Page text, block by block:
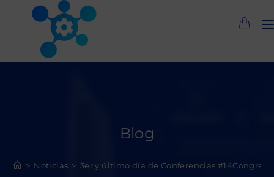
Blog
> Noticias > 3er y último día de Conferencias